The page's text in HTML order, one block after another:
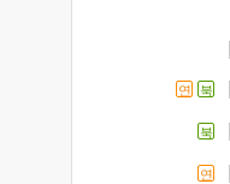
연 북
북
연